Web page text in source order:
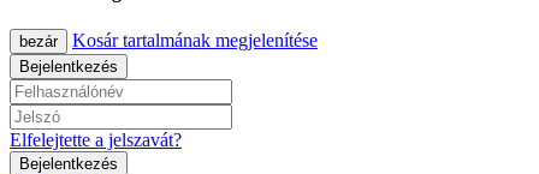
bezár Kosár tartalmának megjelenítése
Bejelentkezés
Elfelejtette a jelszavát?
Bejelentkezés